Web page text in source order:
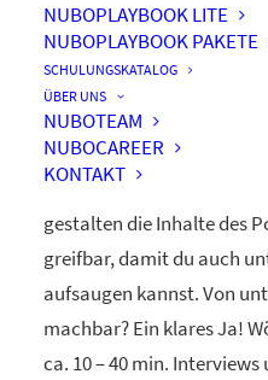
NUBOPLAYBOOK LITE
NUBOPLAYBOOK PAKETE
SCHULUNGSKATALOG
ÜBER UNS
NUBOTEAM
NUBOCAREER
KONTAKT
by
Herzlich Willkommen! Du
ganz eigenenPodcast zur
Unsere beiden
gestalten die Inhalte des
greifbar, damit du auch
aufsaugen kannst. Von
machbar? Ein klares Ja!
ca. 10 – 40 min.